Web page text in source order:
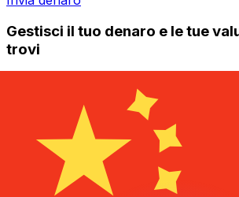
Gestisci il tuo denaro e le tue
trovi
trasferimenti di denaro internazionali e
valute. Converti le valute, imposta
cambio e trasferisci denaro all'estero
nascoste. Scaricala oggi stesso!